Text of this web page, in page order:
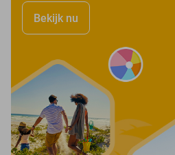
Bekijk nu